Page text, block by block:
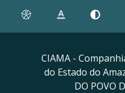
CIAMA -
do Estado do
DO POVO